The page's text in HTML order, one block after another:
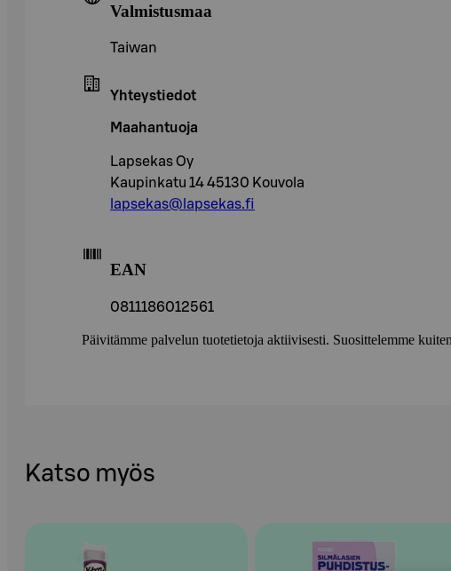
Valmistusmaa
Taiwan
Yhteystiedot
Maahantuoja
Lapsekas Oy
Kaupinkatu 14 45130 Kouvola
lapsekas@lapsekas.fi
EAN
0811186012561
Päivitämme palvelun tuotetietoja aktiivisesti. Suosittelemme
Katso myös